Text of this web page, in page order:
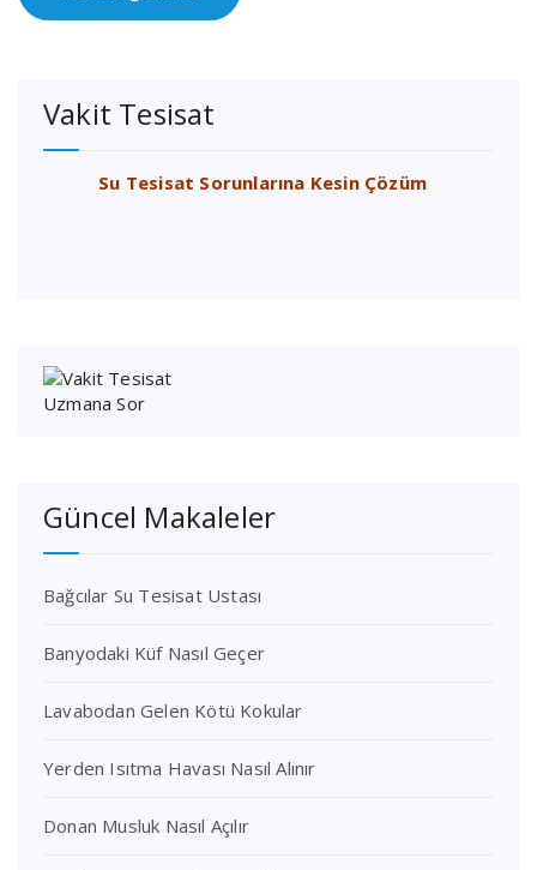
Vakit Tesisat
Su Tesisat Sorunlarına Kesin Çözüm
Güncel Makaleler
Bağcılar Su Tesisat Ustası
Banyodaki Küf Nasıl Geçer
Lavabodan Gelen Kötü Kokular
Yerden Isıtma Havası Nasıl Alınır
Donan Musluk Nasıl Açılır